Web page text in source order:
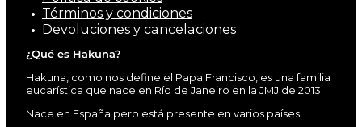
Términos y condiciones
Devoluciones y cancelaciones
¿Qué es Hakuna?
Hakuna, como nos define el Papa Francisco, es una familia
eucarística que nace en Río de Janeiro en la JMJ de 2013.
Nace en España pero está presente en varios países.